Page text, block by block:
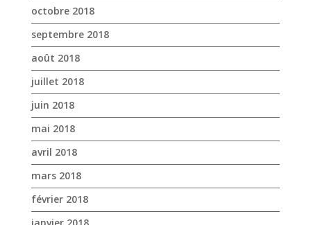
mai 2018
avril 2018
mars 2018
février 2018
janvier 2018
décembre 2017
novembre 2017
octobre 2017
avril 2017